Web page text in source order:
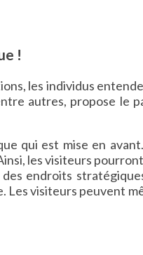
!
les individus
autres, propose le
qui est mise en
les visiteurs
endroits
Les visiteurs peuvent